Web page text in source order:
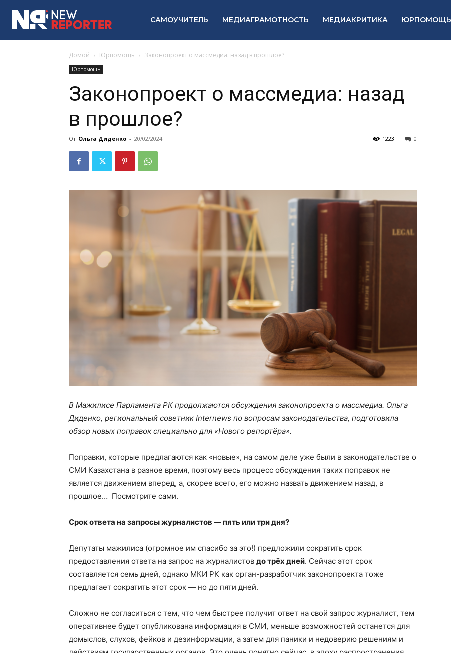
САМОУЧИТЕЛЬ МЕДИАГРАМОТНОСТЬ МЕДИАКРИТИКА ЮРПОМОЩЬ
Домой Юрпомощь Законопроект о массмедиа: назад в прошлое?
Юрпомощь
Законопроект о массмедиа: назад
в прошлое?
От Ольга Диденко - 20/02/2024 0
1223
В Мажилисе Парламента РК продолжаются обсуждения законопроекта о массмедиа. Ольга
Диденко, региональный советник Internews по вопросам законодательства, подготовила
обзор новых поправок специально для «Нового репортёра».
Поправки, которые предлагаются как «новые», на самом деле уже были в законодательстве о
СМИ Казахстана в разное время, поэтому весь процесс обсуждения таких поправок не
является движением вперед, а, скорее всего, его можно назвать движением назад, в
прошлое… Посмотрите сами.
Срок ответа на запросы журналистов — пять или три дня?
Депутаты мажилиса (огромное им спасибо за это!) предложили сократить срок
предоставления ответа на запрос на журналистов до трёх дней. Сейчас этот срок
составляется семь дней, однако МКИ РК как орган-разработчик законопроекта тоже
предлагает сократить этот срок — но до пяти дней.
Сложно не согласиться с тем, что чем быстрее получит ответ на свой запрос журналист, тем
оперативнее будет опубликована информация в СМИ, меньше возможностей останется для
домыслов, слухов, фейков и дезинформации, а затем для паники и недоверию решениям и